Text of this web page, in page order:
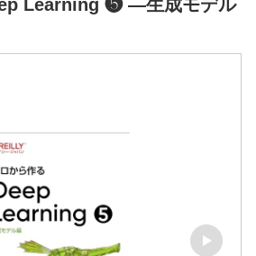
Learning ❺ ―生成モデル